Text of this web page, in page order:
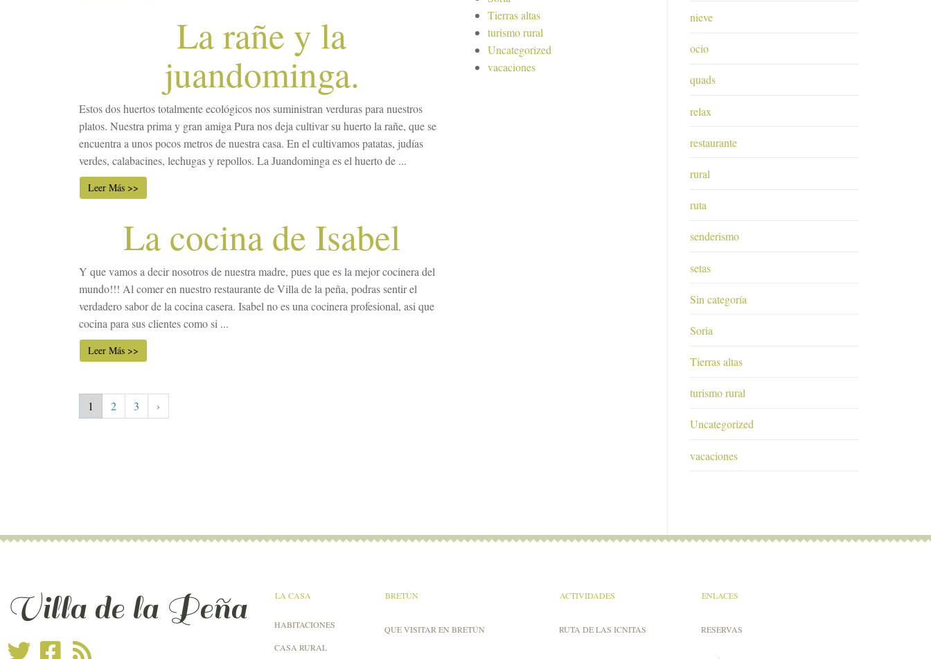
La rañe y la
juandominga.
Estos dos huertos totalmente ecológicos nos suministran verduras para nuestros
platos. Nuestra prima y gran amiga Pura nos deja cultivar su huerto la rañe, que se
encuentra a unos pocos metros de nuestra casa. En el cultivamos patatas, judías
verdes, calabacines, lechugas y repollos. La Juandominga es el huerto de ...
Leer Más >>
La cocina de Isabel
Y que vamos a decir nosotros de nuestra madre, pues que es la mejor cocinera del
mundo!!! Al comer en nuestro restaurante de Villa de la peña, podras sentir el
verdadero sabor de la cocina casera. Isabel no es una cocinera profesional, asi que
cocina para sus clientes como si ...
Leer Más >>
1 2 3 ›
Tierras altas
turismo rural
Uncategorized
vacaciones
nieve
ocio
quads
relax
restaurante
rural
ruta
senderismo
setas
Sin categoría
Soria
Tierras altas
turismo rural
Uncategorized
vacaciones
Villa de la Peña LA CASA
HABITACIONES
CASA RURAL
BRETÚN
QUE VISITAR EN BRETÚN
ACTIVIDADES
RUTA DE LAS ICNITAS
ENLACES
RESERVAS